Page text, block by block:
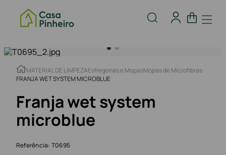
MATERIAL DE LIMPEZAEsfregonas e MopasMopas de Microfibras
FRANJA WET SYSTEM MICROBLUE
Franja wet system
microblue
Referência: T0695